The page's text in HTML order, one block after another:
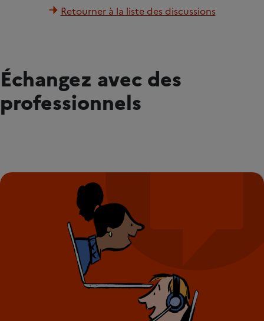
Retourner à la liste des discussions
Échangez avec des
professionnels